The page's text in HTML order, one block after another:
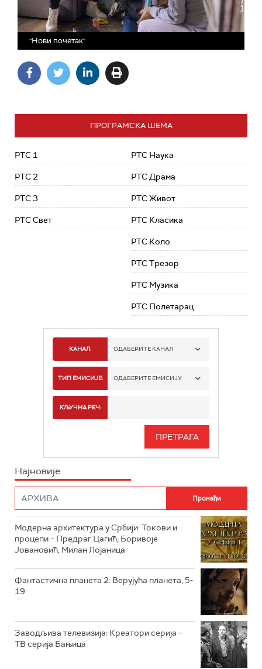
"Нови почетак"
ПРОГРАМСКА ШЕМА
РТС 1
РТС 2
РТС 3
РТС Свет
РТС Наука
РТС Драма
РТС Живот
РТС Класика
РТС Коло
РТС Трезор
РТС Музика
РТС Полетарац
КАНАЛ: ОДАБЕРИТЕ КАНАЛ
РТС 1
РТС 3
РТС ЖИВОТ
РТС КОЛО
ТИП ЕМИСИЈЕ: ОДАБЕРИТЕ ЕМИСИЈУ
ИНФО
КЉУЧНА РЕЧ:
Најновије
Модерна архитектура у Србији: Токови и
процепи – Предраг Цагић, Боривоје
Јовановић, Милан Лојаница
Фантастична планета 2: Верујућа планета, 5-
19
Заводљива телевизија: Креатори серија –
ТВ серија Бањица